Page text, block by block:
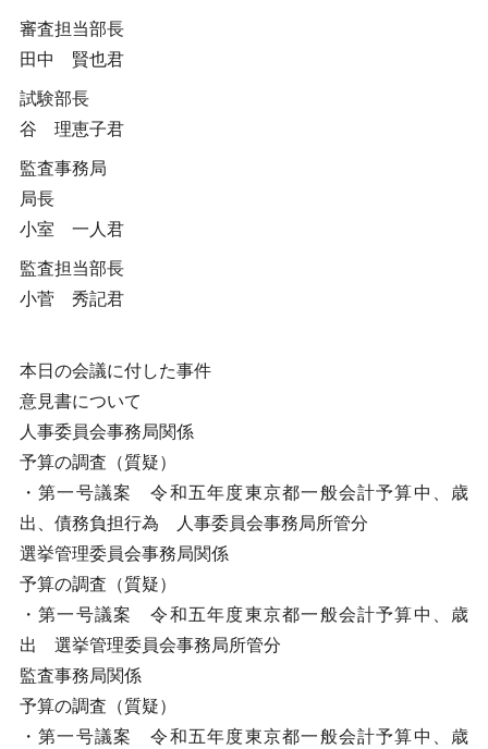
審査担当部長
田中 賢也君
試験部長
谷 理恵子君
監査事務局
局長
小室 一人君
監査担当部長
小菅 秀記君
本日の会議に付した事件
意見書について
人事委員会事務局関係
予算の調査（質疑）
・第一号議案 令和五年度東京都一般会計予算中、歳
出、債務負担行為 人事委員会事務局所管分
選挙管理委員会事務局関係
予算の調査（質疑）
・第一号議案 令和五年度東京都一般会計予算中、歳
出 選挙管理委員会事務局所管分
監査事務局関係
予算の調査（質疑）
・第一号議案 令和五年度東京都一般会計予算中、歳